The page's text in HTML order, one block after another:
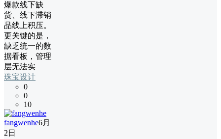
爆款线下缺
货、线下滞销
品线上积压。
更关键的是，
缺乏统一的数
据看板，管理
层无法实
珠宝设计
0
0
10
fangwenhe6月
2日